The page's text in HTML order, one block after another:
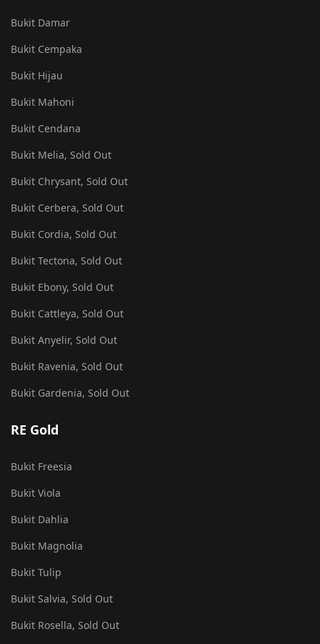
Bukit Damar
Bukit Cempaka
Bukit Hijau
Bukit Mahoni
Bukit Cendana
Bukit Melia, Sold Out
Bukit Chrysant, Sold Out
Bukit Cerbera, Sold Out
Bukit Cordia, Sold Out
Bukit Tectona, Sold Out
Bukit Ebony, Sold Out
Bukit Cattleya, Sold Out
Bukit Anyelir, Sold Out
Bukit Ravenia, Sold Out
Bukit Gardenia, Sold Out
RE Gold
Bukit Freesia
Bukit Viola
Bukit Dahlia
Bukit Magnolia
Bukit Tulip
Bukit Salvia, Sold Out
Bukit Rosella, Sold Out